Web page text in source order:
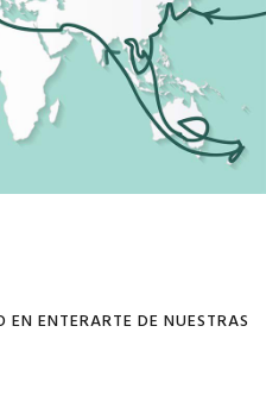
EN ENTERARTE DE NUESTRAS